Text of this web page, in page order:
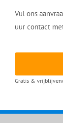
Vul ons
uur contact
Gratis &